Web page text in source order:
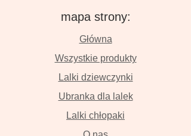
mapa strony:
Główna
Wszystkie produkty
Lalki dziewczynki
Ubranka dla lalek
Lalki chłopaki